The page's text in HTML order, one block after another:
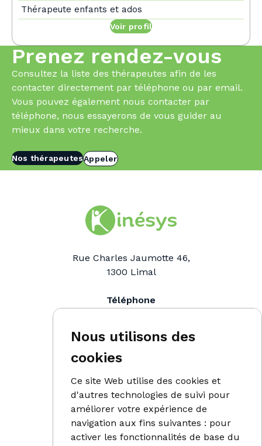
Nous utilisons des
cookies
Ce site Web utilise des cookies et
d'autres technologies de suivi pour
améliorer votre expérience de
navigation aux fins suivantes : pour
activer les fonctionnalités de base du
Thérapeute enfants et ados
Voir profil
Prenez rendez-vous
Consultez la liste des thérapeutes afin de les
contacter directement par téléphone ou par email.
Vous pouvez également nous contacter par
téléphone, nous essayerons de vous guider au
mieux dans votre recherche.
Nos thérapeutesAppeler
Rue Charles Jaumotte 46,
1300 Limal
Téléphone
info@kinesys.be
Accueil
Paramédical
Endermologie LPG